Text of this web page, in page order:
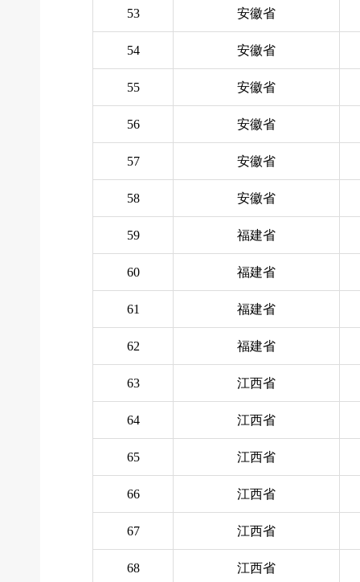
53 安徽省
54 安徽省
55 安徽省
56 安徽省
57 安徽省
58 安徽省
59 福建省
60 福建省
61 福建省
62 福建省
63 江西省
64 江西省
65 江西省
66 江西省
67 江西省
68 江西省